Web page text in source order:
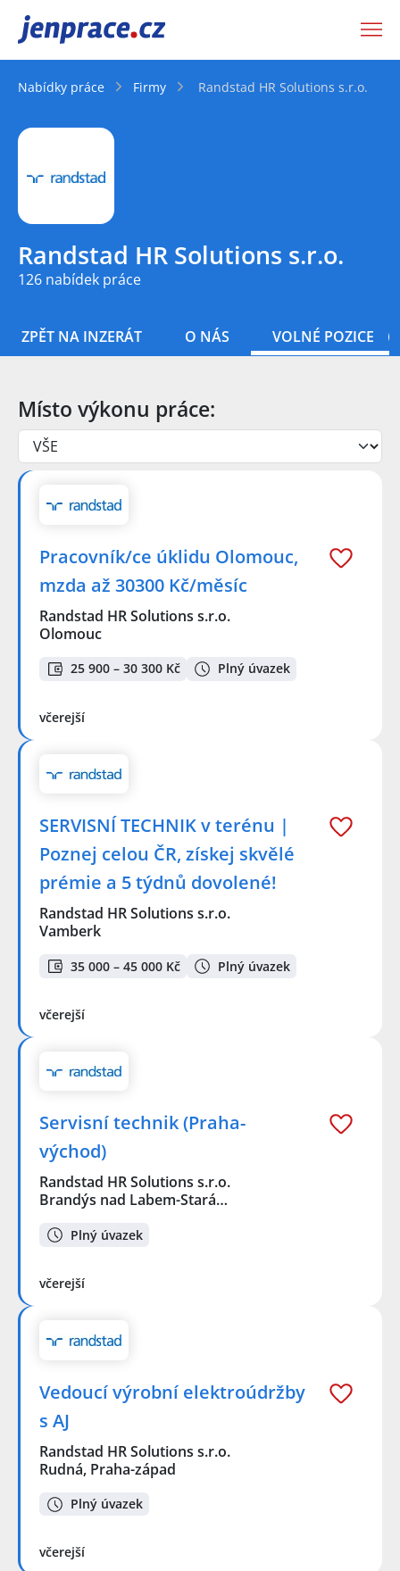
JenPráce.cz
Nabídky práce Firmy Randstad HR Solutions s.r.o.
Randstad HR Solutions s.r.o.
126 nabídek práce
ZPĚT NA INZERÁT O NÁS VOLNÉ POZICE
Místo výkonu práce:
Pracovník/ce úklidu Olomouc,
mzda až 30300 Kč/měsíc
Randstad HR Solutions s.r.o.
Olomouc
25 900 – 30 300 Kč Plný úvazek
včerejší
SERVISNÍ TECHNIK v terénu |
Poznej celou ČR, získej skvělé
prémie a 5 týdnů dovolené!
Randstad HR Solutions s.r.o.
Vamberk
35 000 – 45 000 Kč Plný úvazek
včerejší
Servisní technik (Praha-
východ)
Randstad HR Solutions s.r.o.
Brandýs nad Labem-Stará…
Plný úvazek
včerejší
Vedoucí výrobní elektroúdržby
s AJ
Randstad HR Solutions s.r.o.
Rudná, Praha-západ
Plný úvazek
včerejší